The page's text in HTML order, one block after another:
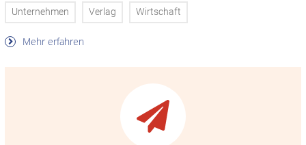
Unternehmen Verlag Wirtschaft
Mehr erfahren